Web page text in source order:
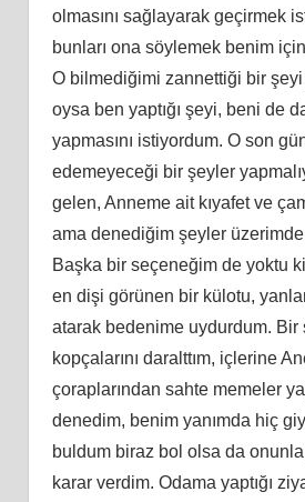
olmasını sağlayarak geçirmek
bunları ona söylemek benim
O bilmediğimi zannettiği bir şeyi
oysa ben yaptığı şeyi, beni de
yapmasını istiyordum. O son
edemeyeceği bir şeyler
gelen, Anneme ait kıyafet ve
ama denediğim şeyler
Başka bir seçeneğim de yoktu
en dişi görünen bir külotu,
atarak bedenime uydurdum. Bir
kopçalarını daralttım, içlerine
çoraplarından sahte memeler
denedim, benim yanımda hiç
buldum biraz bol olsa da
karar verdim. Odama yaptığı